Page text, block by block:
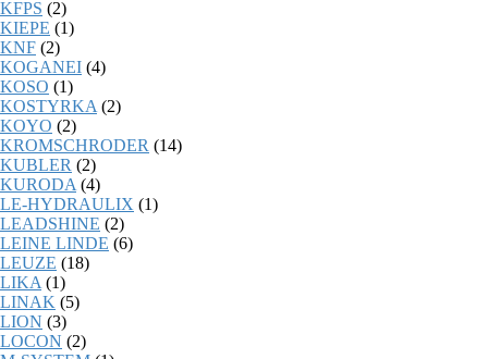
KFPS (2)
KIEPE (1)
KNF (2)
KOGANEI (4)
KOSO (1)
KOSTYRKA (2)
KOYO (2)
KROMSCHRODER (14)
KUBLER (2)
KURODA (4)
LE-HYDRAULIX (1)
LEADSHINE (2)
LEINE LINDE (6)
LEUZE (18)
LIKA (1)
LINAK (5)
LION (3)
LOCON (2)